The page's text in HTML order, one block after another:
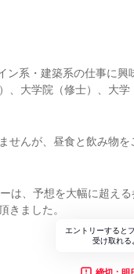
ン系・建築系の仕事に興
、大学院（修士）、大学
せんが、昼食と飲み物を
は、予想を大幅に超える
きました。
エントリーすると
受け取れる